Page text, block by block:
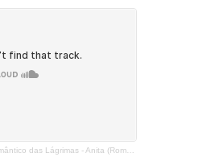
das Lágrimas - Anita (Romântica)